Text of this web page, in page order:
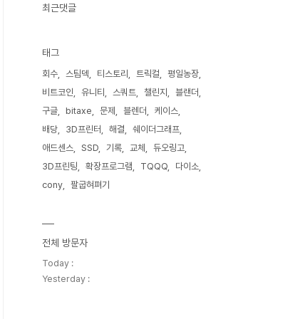
최근댓글
태그
회수 스팀덱 티스토리 트릭컬
평일농장
비트코인
유니티 스쿼트 챌린지
블랜더
구글
bitaxe 문제 블렌더
케이스
배당
3D프린터 해결
쉐이더그래프
애드센스
SSD 기록 교체
듀오링고
3D프린팅
확장프로그램 TQQQ
다이소
cony
팔굽혀펴기
전체 방문자
Today :
Yesterday :